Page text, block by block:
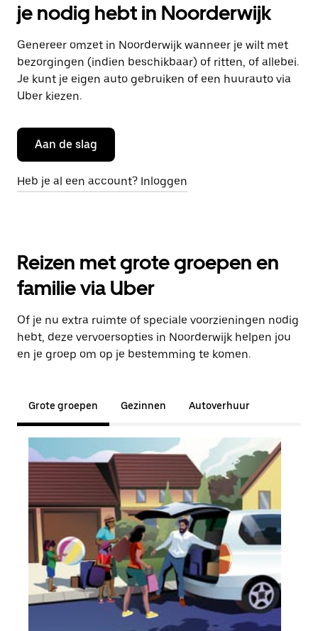
je nodig hebt in Noorderwijk
Genereer omzet in Noorderwijk wanneer je wilt met
bezorgingen (indien beschikbaar) of ritten, of allebei.
Je kunt je eigen auto gebruiken of een huurauto via
Uber kiezen.
Aan de slag
Heb je al een account? Inloggen
Reizen met grote groepen en
familie via Uber
Of je nu extra ruimte of speciale voorzieningen nodig
hebt, deze vervoersopties in Noorderwijk helpen jou
en je groep om op je bestemming te komen.
Grote groepen Gezinnen Autoverhuur